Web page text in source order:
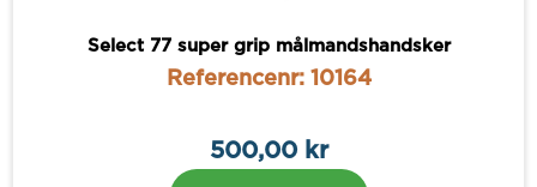
Select 77 super grip målmandshandsker
Referencenr: 10164
500,00 kr